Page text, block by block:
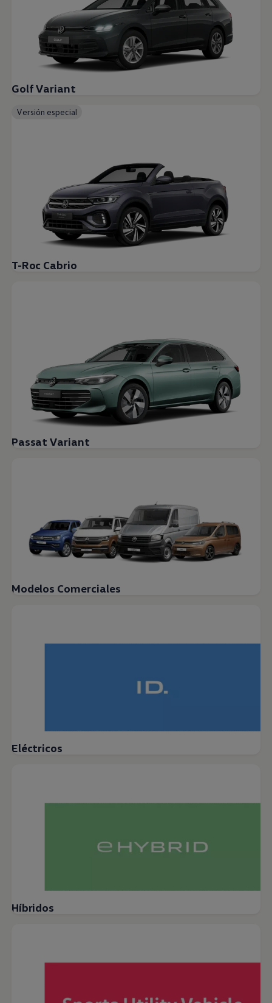
Golf Variant
Versión especial
T-Roc Cabrio
Passat Variant
Modelos Comerciales
Eléctricos
Híbridos